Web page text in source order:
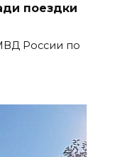
поездки
России по